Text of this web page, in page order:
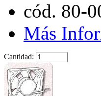
cód. 80-
Más
Cantidad: